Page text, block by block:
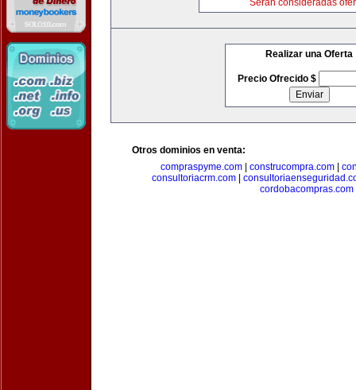
Serán consideradas
Realizar una Oferta
Precio Ofrecido $
Otros dominios en venta:
compraspyme.com
construcompra.com
consultoriacrm.com|
cordobacompras.com